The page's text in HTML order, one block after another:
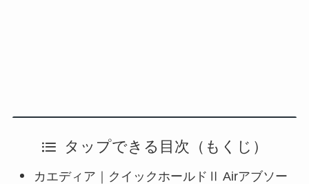
タップできる目次（もくじ）
カエディア｜クイックホールドⅡ Airアブソー